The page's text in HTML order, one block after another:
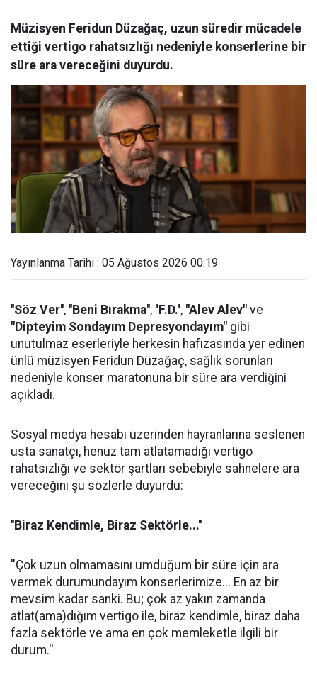
Müzisyen Feridun Düzağaç, uzun süredir mücadele
ettiği vertigo rahatsızlığı nedeniyle konserlerine bir
süre ara vereceğini duyurdu.
Yayınlanma Tarihi : 05 Ağustos 2026 00:19
''Söz Ver'', ''Beni Bırakma'', ''F.D.'', "Alev Alev" ve
"Dipteyim Sondayım Depresyondayım" gibi
unutulmaz eserleriyle herkesin hafızasında yer edinen
ünlü müzisyen Feridun Düzağaç, sağlık sorunları
nedeniyle konser maratonuna bir süre ara verdiğini
açıkladı.
Sosyal medya hesabı üzerinden hayranlarına seslenen
usta sanatçı, henüz tam atlatamadığı vertigo
rahatsızlığı ve sektör şartları sebebiyle sahnelere ara
vereceğini şu sözlerle duyurdu:
''Biraz Kendimle, Biraz Sektörle...''
''Çok uzun olmamasını umduğum bir süre için ara
vermek durumundayım konserlerimize... En az bir
mevsim kadar sanki. Bu; çok az yakın zamanda
atlat(ama)dığım vertigo ile, biraz kendimle, biraz daha
fazla sektörle ve ama en çok memleketle ilgili bir
durum.''